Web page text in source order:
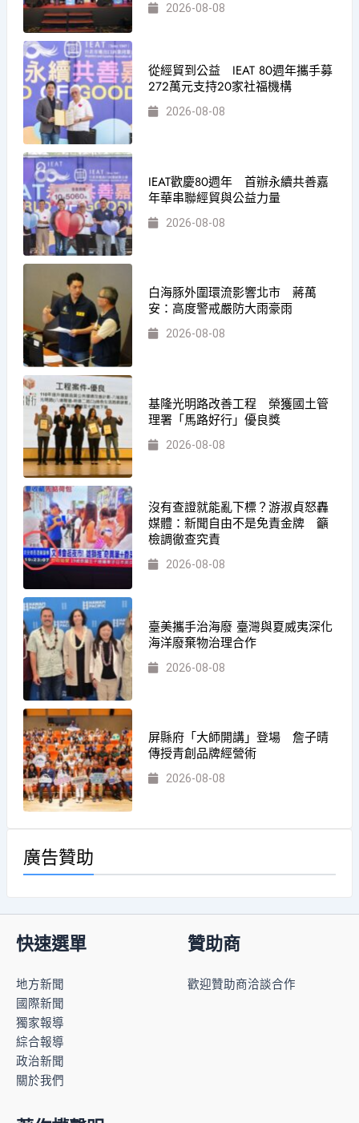
2026-08-08
從經貿到公益 IEAT 80週年攜手募
272萬元支持20家社福機構
2026-08-08
IEAT歡慶80週年 首辦永續共善嘉
年華串聯經貿與公益力量
2026-08-08
白海豚外圍環流影響北市 蔣萬
安：高度警戒嚴防大雨豪雨
2026-08-08
基隆光明路改善工程 榮獲國土管
理署「馬路好行」優良獎
2026-08-08
沒有查證就能亂下標？游淑貞怒轟
媒體：新聞自由不是免責金牌 籲
檢調徹查究責
2026-08-08
臺美攜手治海廢 臺灣與夏威夷深化
海洋廢棄物治理合作
2026-08-08
屏縣府「大師開講」登場 詹子晴
傳授青創品牌經營術
2026-08-08
廣告贊助
快速選單
地方新聞
國際新聞
獨家報導
綜合報導
政治新聞
關於我們
贊助商
歡迎贊助商洽談合作